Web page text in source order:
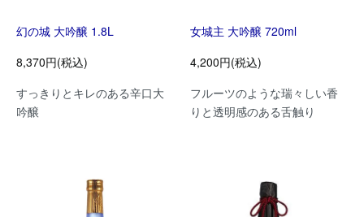
幻の城 大吟醸 1.8L
8,370円(税込)
すっきりとキレのある辛口大
吟醸
女城主 大吟醸 720ml
4,200円(税込)
フルーツのような瑞々しい香
りと透明感のある舌触り